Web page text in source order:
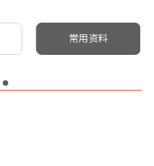
常用资料